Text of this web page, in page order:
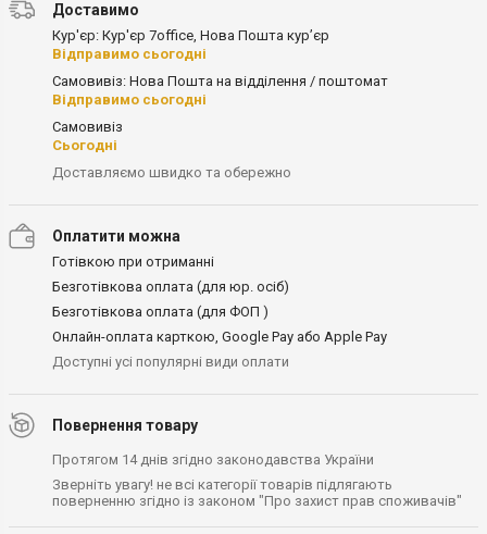
Доставимо
Кур'єр: Кур'єр 7office, Нова Пошта кур’єр
Відправимо сьогодні
Самовивіз: Нова Пошта на відділення / поштомат
Відправимо сьогодні
Самовивіз
Сьогодні
Доставляємо швидко та обережно
Оплатити можна
Готівкою при отриманні
Безготівкова оплата (для юр. осіб)
Безготівкова оплата (для ФОП )
Онлайн-оплата карткою, Google Pay або Apple Pay
Доступні усі популярні види оплати
Повернення товару
Протягом 14 днів згідно законодавства України
Зверніть увагу! не всі категорії товарів підлягають
поверненню згідно із законом "Про захист прав споживачів"